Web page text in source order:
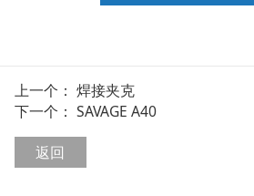
上一个： 焊接夹克
下一个： SAVAGE A40
返回